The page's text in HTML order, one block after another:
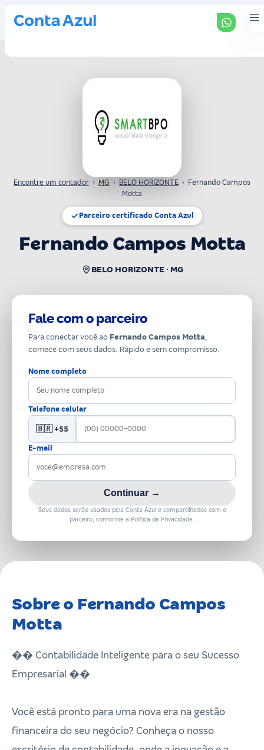
Encontre um contador › MG › BELO HORIZONTE ›
Fernando Campos
Motta
Parceiro certificado Conta Azul
Fernando Campos Motta
BELO HORIZONTE · MG
Fale com o parceiro
Para conectar você ao Fernando Campos Motta,
comece com seus dados. Rápido e sem compromisso.
Nome completo
Telefone celular
🇧🇷 +55
E-mail
Continuar →
Seus dados serão usados pela Conta Azul e compartilhados com o
parceiro, conforme a Política de Privacidade.
Sobre o Fernando Campos
Motta
�� Contabilidade Inteligente para o seu Sucesso
Empresarial ��
Você está pronto para uma nova era na gestão
financeira do seu negócio? Conheça o nosso